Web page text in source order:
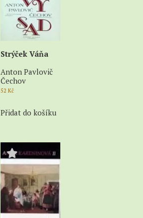
Strýček Váňa
Anton Pavlovič
Čechov
52 Kč
Přidat do košíku